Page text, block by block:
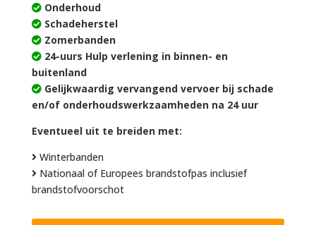
Onderhoud
Schadeherstel
Zomerbanden
24-uurs Hulp verlening in binnen- en
buitenland
Gelijkwaardig vervangend vervoer bij schade
en/of onderhoudswerkzaamheden na 24 uur
Eventueel uit te breiden met:
Winterbanden
Nationaal of Europees brandstofpas inclusief
brandstofvoorschot